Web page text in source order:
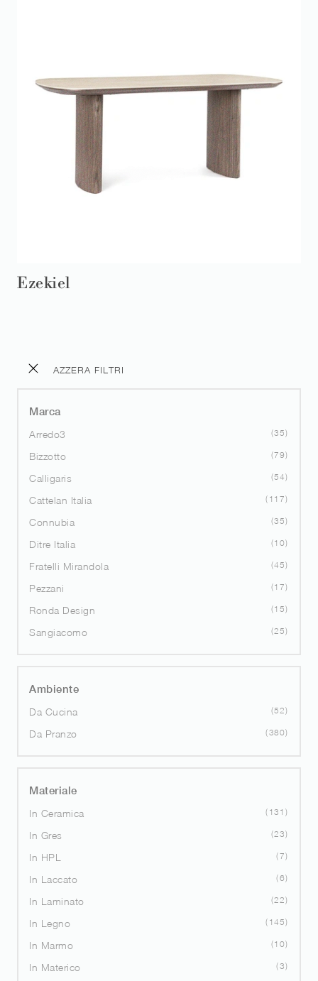
AZZERA FILTRI
Marca
Arredo3
35
Bizzotto 79
Calligaris 54
Cattelan Italia 117
Connubia 35
Ditre Italia 10
Fratelli Mirandola 45
Pezzani 17
Ronda Design 15
Sangiacomo 25
Ambiente
Da Cucina
52
Da Pranzo 380
Materiale
In Ceramica
131
In Gres 23
In HPL 7
In Laccato 6
In Laminato 22
In Legno 145
In Marmo 10
In Materico 3
Ezekiel